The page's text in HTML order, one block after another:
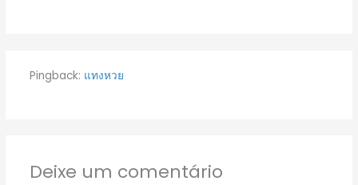
Pingback: แทงหวย
Deixe um comentário